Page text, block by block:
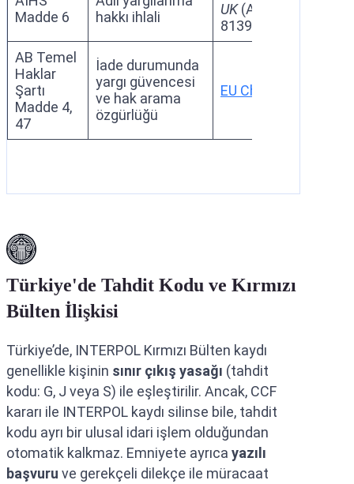
Madde 6
hakkı ihlali
UK(App.
8139/09)
AB Temel
Haklar
Şartı
Madde 4,
47
İade durumunda
yargı güvencesi
ve hak arama
özgürlüğü
EU Charter
Türkiye'de Tahdit Kodu ve Kırmızı
Bülten İlişkisi
Türkiye’de, INTERPOL Kırmızı Bülten kaydı
genellikle kişinin sınır çıkış yasağı (tahdit
kodu: G, J veya S) ile eşleştirilir. Ancak, CCF
kararı ile INTERPOL kaydı silinse bile, tahdit
kodu ayrı bir ulusal idari işlem olduğundan
otomatik kalkmaz. Emniyete ayrıca yazılı
başvuru ve gerekçeli dilekçe ile müracaat